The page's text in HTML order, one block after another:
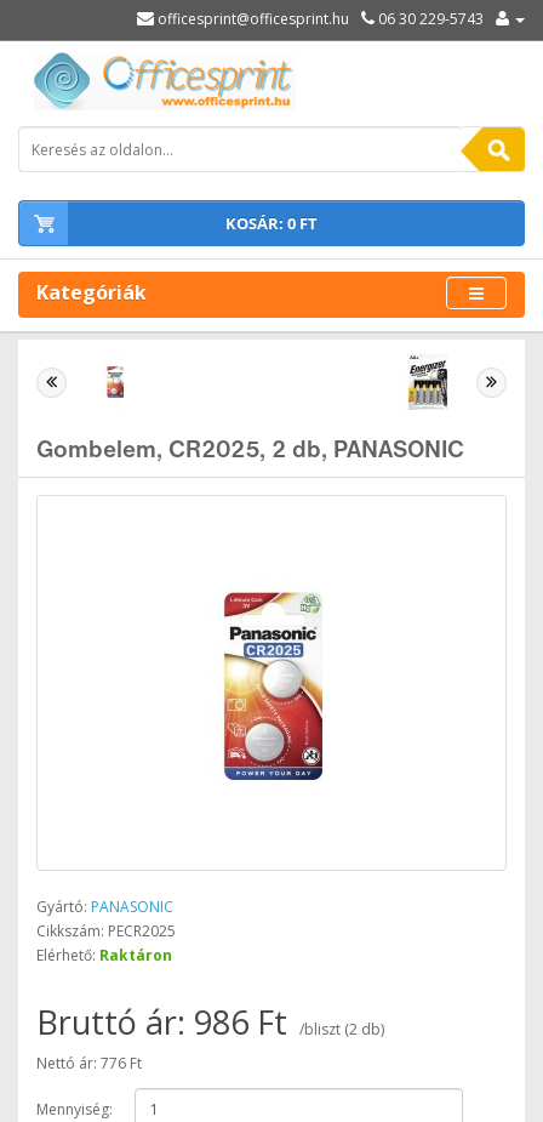
officesprint@officesprint.hu 06 30 229-5743
KOSÁR: 0 FT
Kategóriák
Gombelem, CR2025, 2 db, PANASONIC
Gyártó: PANASONIC
Cikkszám: PECR2025
Elérhető: Raktáron
Bruttó ár: 986 Ft
/bliszt (2 db)
Nettó ár: 776 Ft
Mennyiség: